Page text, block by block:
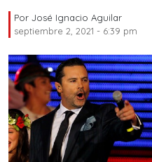
Por José Ignacio Aguilar
septiembre 2, 2021 - 6:39 pm